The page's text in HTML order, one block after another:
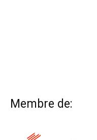
Membre de: